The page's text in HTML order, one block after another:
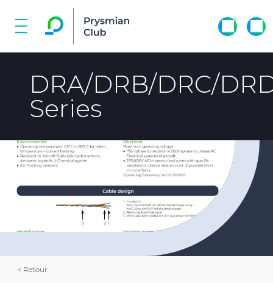
DRA/DRB/DRC/
Series
< Retour